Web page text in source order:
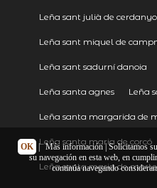
Leña sant julià de
Leña sant miquel de
Leña sant sadurní danoia
Leña santa agnes Leña
Leña santa margarida de
Leña santa maria de corcó
Leña santa maria de
OK | Más información| Solicitamos
su navegación en esta web, en
continúa navegando